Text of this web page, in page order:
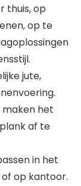
thuis, op
op te
jute,
maken het
af te
in het
op kantoor.